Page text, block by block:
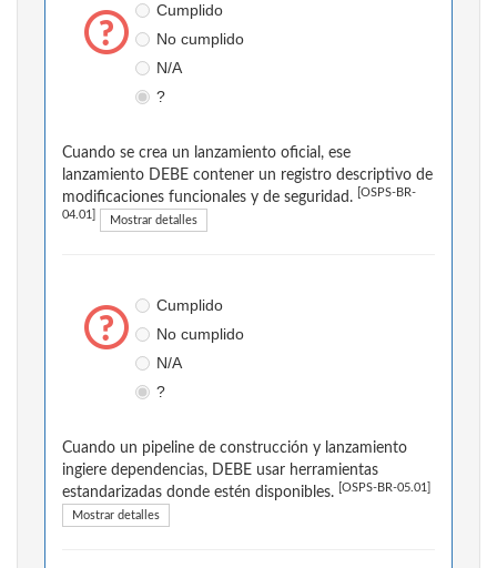
Cumplido
No cumplido
N/A
?
Cuando se crea un lanzamiento oficial, ese
lanzamiento DEBE contener un registro descriptivo de
modificaciones funcionales y de seguridad.
[OSPS-BR-
04.01] Mostrar detalles
Cumplido
No cumplido
N/A
?
Cuando un pipeline de construcción y lanzamiento
ingiere dependencias, DEBE usar herramientas
estandarizadas donde estén disponibles.
[OSPS-BR-05.01]
Mostrar detalles